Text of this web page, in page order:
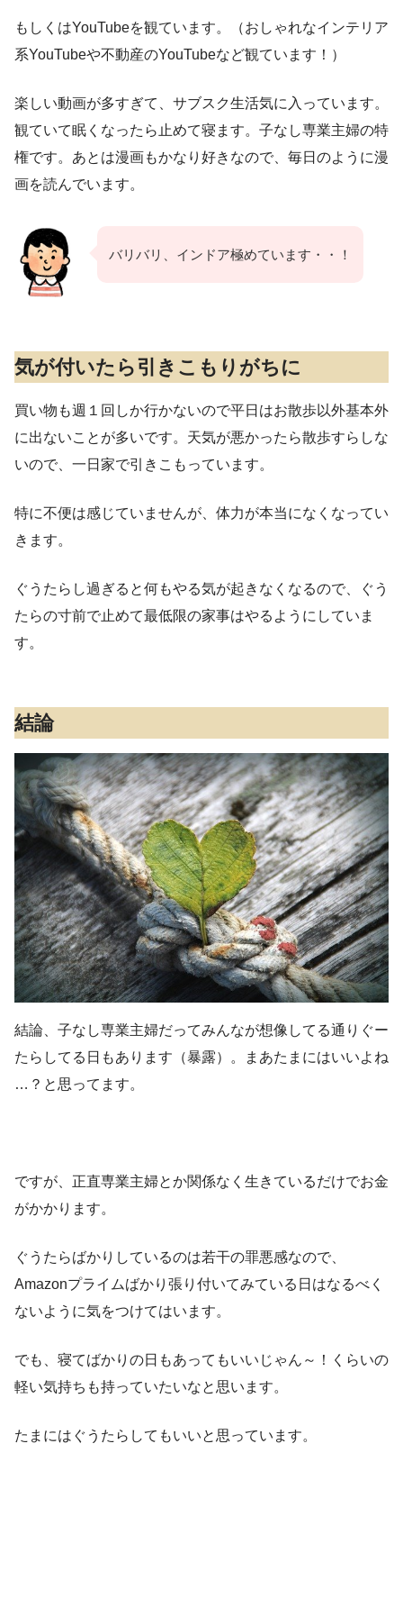
もしくはYouTubeを観ています。（おしゃれなインテリア
系YouTubeや不動産のYouTubeなど観ています！）
楽しい動画が多すぎて、サブスク生活気に入っています。
観ていて眠くなったら止めて寝ます。子なし専業主婦の特
権です。あとは漫画もかなり好きなので、毎日のように漫
画を読んでいます。
バリバリ、インドア極めています・・！
気が付いたら引きこもりがちに
買い物も週１回しか行かないので平日はお散歩以外基本外
に出ないことが多いです。天気が悪かったら散歩すらしな
いので、一日家で引きこもっています。
特に不便は感じていませんが、体力が本当になくなってい
きます。
ぐうたらし過ぎると何もやる気が起きなくなるので、ぐう
たらの寸前で止めて最低限の家事はやるようにしていま
す。
結論
結論、子なし専業主婦だってみんなが想像してる通りぐー
たらしてる日もあります（暴露）。まあたまにはいいよね
…？と思ってます。
ですが、正直専業主婦とか関係なく生きているだけでお金
がかかります。
ぐうたらばかりしているのは若干の罪悪感なので、
Amazonプライムばかり張り付いてみている日はなるべく
ないように気をつけてはいます。
でも、寝てばかりの日もあってもいいじゃん～！くらいの
軽い気持ちも持っていたいなと思います。
たまにはぐうたらしてもいいと思っています。